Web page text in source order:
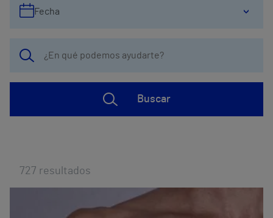
Fecha
Buscar
727 resultados